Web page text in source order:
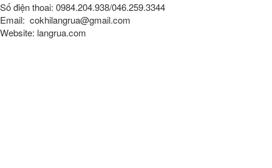
Số điện thoai: 0984.204.938/046.259.3344
Email: cokhilangrua@gmail.com
Website: langrua.com